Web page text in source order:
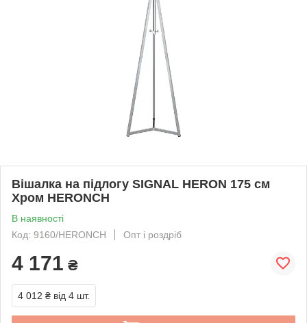
Вішалка на підлогу SIGNAL HERON 175 см
Хром HERONCH
В наявності
Код: 9160/HERONCH
Опт і роздріб
4 171 ₴
4 012 ₴ від 4 шт.